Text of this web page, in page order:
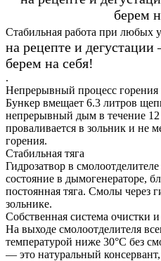
берем
Стабильная работа при любых
на рецепте и
берем на себя!
.
Непрерывный процесс горения
Бункер вмещает 6.3 литров
непрерывный дым в течение
проваливается в зольник и не
горения.
Стабильная тяга
Гидрозатвор в
состояние в дымогенераторе,
постоянная тяга. Смолы через
зольнике.
Собственная система очистки
На выходе смолоотделителя
температурой ниже 30°С без
— это натуральный